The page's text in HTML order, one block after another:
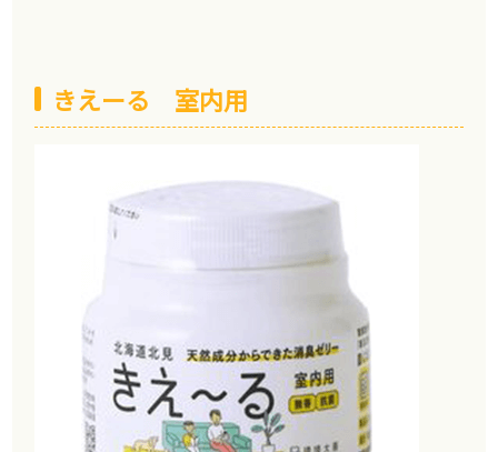
きえーる 室内用